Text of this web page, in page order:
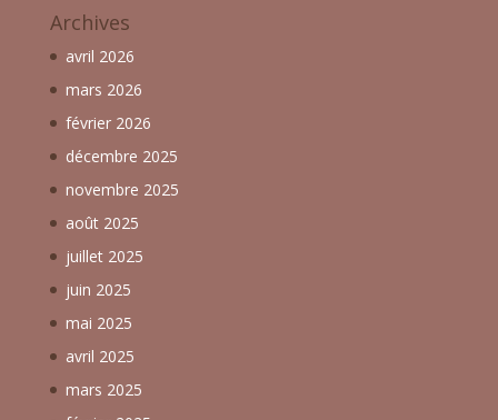
Archives
avril 2026
mars 2026
février 2026
décembre 2025
novembre 2025
août 2025
juillet 2025
juin 2025
mai 2025
avril 2025
mars 2025